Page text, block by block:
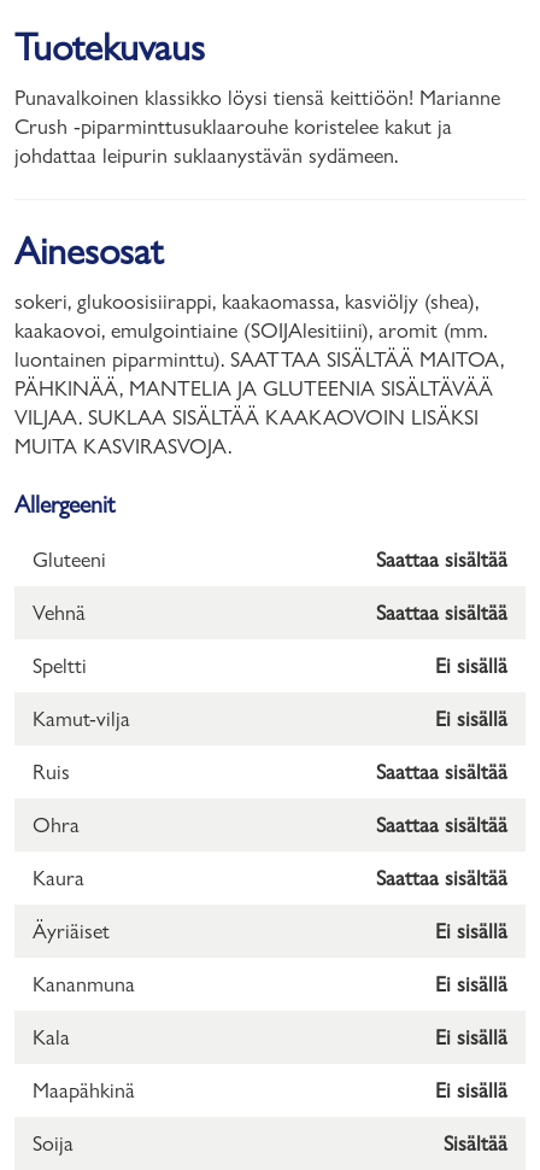
Tuotekuvaus
Punavalkoinen klassikko löysi tiensä keittiöön! Marianne
Crush -piparminttusuklaarouhe koristelee kakut ja
johdattaa leipurin suklaanystävän sydämeen.
Ainesosat
sokeri, glukoosisiirappi, kaakaomassa, kasviöljy (shea),
kaakaovoi, emulgointiaine (SOIJAlesitiini), aromit (mm.
luontainen piparminttu). SAATTAA SISÄLTÄÄ MAITOA,
PÄHKINÄÄ, MANTELIA JA GLUTEENIA SISÄLTÄVÄÄ
VILJAA. SUKLAA SISÄLTÄÄ KAAKAOVOIN LISÄKSI
MUITA KASVIRASVOJA.
Allergeenit
Gluteeni Saattaa sisältää
Vehnä Saattaa sisältää
Speltti Ei sisällä
Kamut-vilja Ei sisällä
Ruis Saattaa sisältää
Ohra Saattaa sisältää
Kaura Saattaa sisältää
Äyriäiset Ei sisällä
Kananmuna Ei sisällä
Kala Ei sisällä
Maapähkinä Ei sisällä
Soija Sisältää